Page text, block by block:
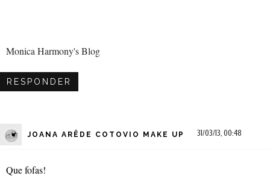
Monica Harmony's Blog
RESPONDER
JOANA ARÊDE COTOVIO MAKE UP 31/03/13, 00:48
Que fofas!